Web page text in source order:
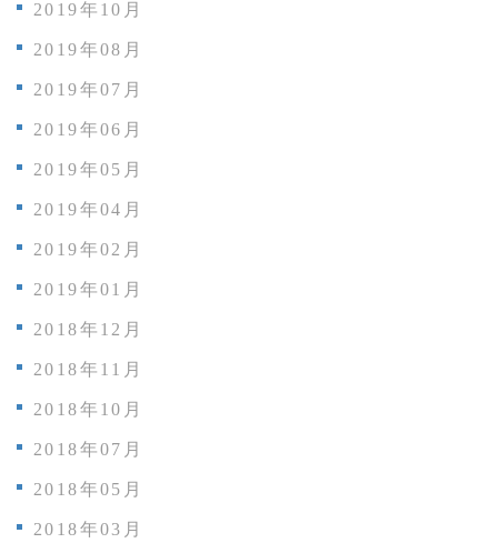
2019年10月
2019年08月
2019年07月
2019年06月
2019年05月
2019年04月
2019年02月
2019年01月
2018年12月
2018年11月
2018年10月
2018年07月
2018年05月
2018年03月